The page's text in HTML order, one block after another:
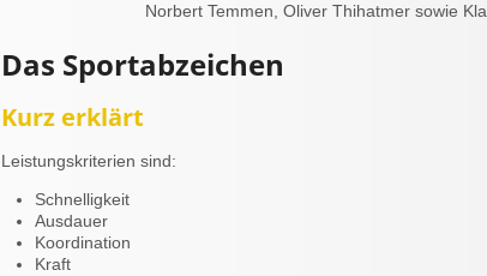
Norbert Temmen, Oliver Thihatmer sowie
Das Sportabzeichen
Kurz erklärt
Leistungskriterien sind:
Schnelligkeit
Ausdauer
Koordination
Kraft